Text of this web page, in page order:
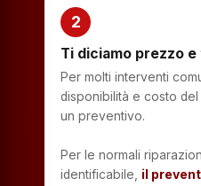
2
Ti diciamo prezzo e
Per molti interventi
disponibilità e costo
un preventivo.
Per le normali
identificabile, il